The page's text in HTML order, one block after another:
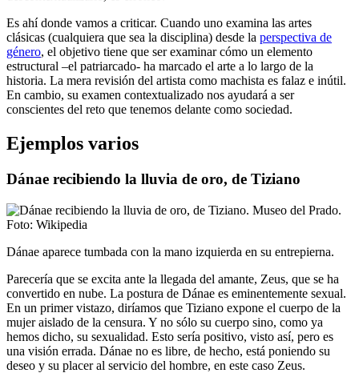
Es ahí donde vamos a criticar. Cuando uno examina las artes
clásicas (cualquiera que sea la disciplina) desde la perspectiva de
género, el objetivo tiene que ser examinar cómo un elemento
estructural –el patriarcado- ha marcado el arte a lo largo de la
historia. La mera revisión del artista como machista es falaz e inútil.
En cambio, su examen contextualizado nos ayudará a ser
conscientes del reto que tenemos delante como sociedad.
Ejemplos varios
Dánae recibiendo la lluvia de oro, de Tiziano
Dánae aparece tumbada con la mano izquierda en su entrepierna.
Parecería que se excita ante la llegada del amante, Zeus, que se ha
convertido en nube. La postura de Dánae es eminentemente sexual.
En un primer vistazo, diríamos que Tiziano expone el cuerpo de la
mujer aislado de la censura. Y no sólo su cuerpo sino, como ya
hemos dicho, su sexualidad. Esto sería positivo, visto así, pero es
una visión errada. Dánae no es libre, de hecho, está poniendo su
deseo y su placer al servicio del hombre, en este caso Zeus.